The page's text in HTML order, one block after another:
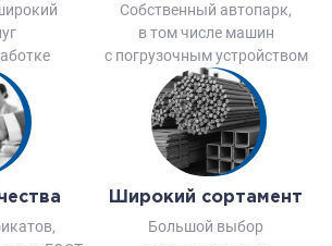
Собственный автопарк,
в том числе машин
с погрузочным устройством
Широкий сортамент
Большой выбор